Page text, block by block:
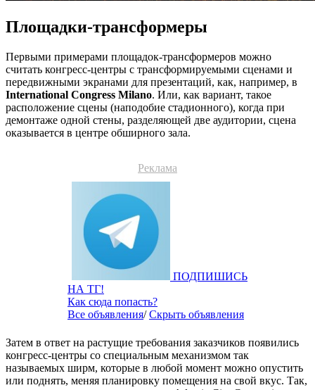
Площадки-трансформеры
Первыми примерами площадок-трансформеров можно
считать конгресс-центры с трансформируемыми сценами и
передвижными экранами для презентаций, как, например, в
International Congress Milano. Или, как вариант, такое
расположение сцены (наподобие стадионного), когда при
демонтаже одной стены, разделяющей две аудитории, сцена
оказывается в центре обширного зала.
Реклама
ПОДПИШИСЬ
НА ТГ!
Как сюда попасть?
Все объявления/Скрыть объявления
Затем в ответ на растущие требования заказчиков появились
конгресс-центры со специальным механизмом так
называемых ширм, которые в любой момент можно опустить
или поднять, меняя планировку помещения на свой вкус. Так,